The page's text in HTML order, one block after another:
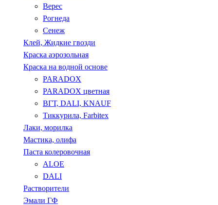
Верес
Рогнеда
Сенеж
Клей, Жидкие гвозди
Краска аэрозольная
Краска на водной основе
PARADOX
PARADOX цветная
ВГТ, DALI, KNAUF
Тиккурила, Farbitex
Лаки, морилка
Мастика, олифа
Паста колеровочная
ALOE
DALI
Растворители
Эмали ГФ